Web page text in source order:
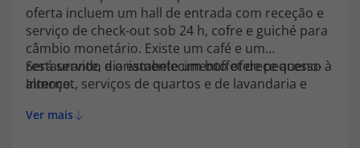
topatlantico@topatlantico.com
oferta incluem um hall de entrada com receção e
serviço de check-out sob 24 h, cofre e guiché para
câmbio monetário. Existe um café e um
restaurante, e o estabelecimento oferece acesso à
Internet, serviços de quartos e de lavandaria e
Será servido diariamente um buffet de pequeno-
almoço.
Ver mais